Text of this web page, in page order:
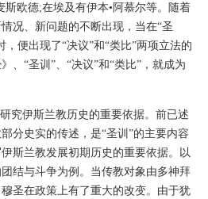
斯欧德;在埃及有伊本•阿慕尔等。随着
况、新问题的不断出现，当在“圣
便出现了“决议”和“类比”两项立法的
、“圣训”、“决议”和“类比”，就成为
伊斯兰教历史的重要依据。前已述
分史实的传述，是“圣训”的主要内容
斯兰教发展初期历史的重要依据。以
结与斗争为例。当传教对象由多神拜
圣在政策上有了重大的改变。由于犹